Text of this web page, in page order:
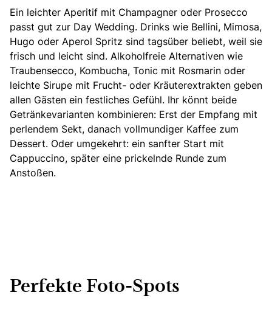
Ein leichter Aperitif mit Champagner oder Prosecco
passt gut zur Day Wedding. Drinks wie Bellini, Mimosa,
Hugo oder Aperol Spritz sind tagsüber beliebt, weil sie
frisch und leicht sind. Alkoholfreie Alternativen wie
Traubensecco, Kombucha, Tonic mit Rosmarin oder
leichte Sirupe mit Frucht- oder Kräuterextrakten geben
allen Gästen ein festliches Gefühl. Ihr könnt beide
Getränkevarianten kombinieren: Erst der Empfang mit
perlendem Sekt, danach vollmundiger Kaffee zum
Dessert. Oder umgekehrt: ein sanfter Start mit
Cappuccino, später eine prickelnde Runde zum
Anstoßen.
Perfekte Foto-Spots